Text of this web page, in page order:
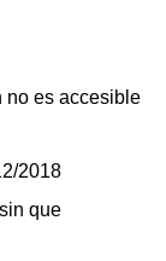
no es accesible
2018
que